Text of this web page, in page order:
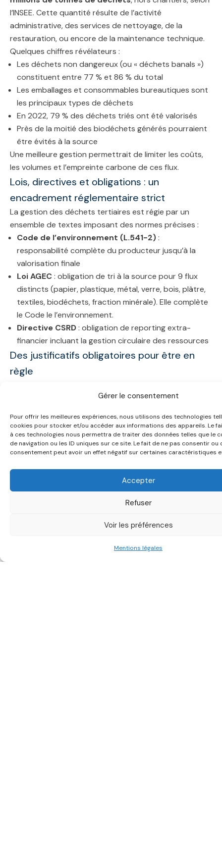
Gérer le consentement
Pour offrir les meilleures expériences, nous utilisons des technologies
cookies pour stocker et/ou accéder aux informations des appareils. Le
à ces technologies nous permettra de traiter des données telles que le
de navigation ou les ID uniques sur ce site. Le fait de ne pas consentir ou
consentement peut avoir un effet négatif sur certaines caractéristiques
Accepter
Refuser
Voir les préférences
Mentions légales
l’INSEE. Cette quantité résulte de l’activité
administrative, des services de nettoyage, de la
restauration, ou encore de la maintenance technique.
Quelques chiffres révélateurs :
Les déchets non dangereux (ou « déchets banals »)
constituent entre 77 % et 86 % du total
Les emballages et consommables bureautiques sont
les principaux types de déchets
En 2022, 79 % des déchets triés ont été valorisés
Près de la moitié des biodéchets générés pourraient
être évités à la source
Une meilleure gestion permettrait de limiter les coûts,
les volumes et l’empreinte carbone de ces flux.
Lois, directives et obligations : un
encadrement réglementaire strict
La gestion des déchets tertiaires est régie par un
ensemble de textes imposant des normes précises :
Code de l’environnement (L.541-2):
responsabilité complète du producteur jusqu’à la
valorisation finale
Loi AGEC: obligation de tri à la source pour9 flux
distincts (papier, plastique, métal, verre, bois, plâtre,
textiles, biodéchets, fraction minérale). Elle complète
le Code le l’environnement.
Directive CSRD: obligation de reporting extra-
financier incluant la gestion circulaire des ressources
Des justificatifs obligatoires pour être en
règle
date)
Rapport decaractérisation des déchetsnon triés
Attestation sur l’honneurde tri pour les flux
Attestation de valorisation des déchets collectés
Ces documents garantissent la traçabilité et facilitent
Construire une démarche
circulaire : 6 étapes